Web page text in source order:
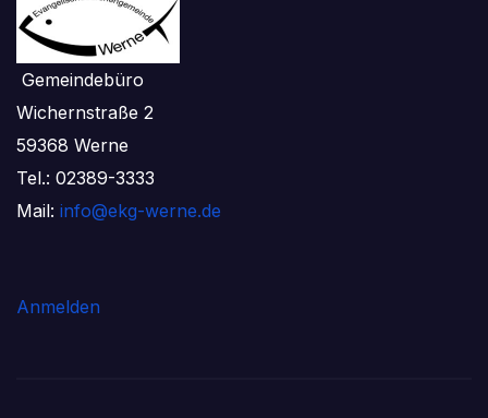
Gemeindebüro
Wichernstraße 2
59368 Werne
Tel.: 02389-3333
Mail: info@ekg-werne.de
Anmelden